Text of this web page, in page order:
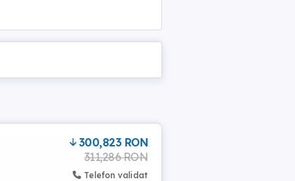
300,823 RON
311,286 RON
Telefon validat